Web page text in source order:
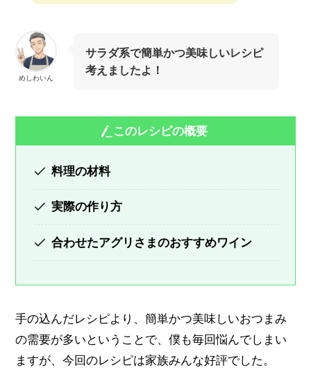
めしわいん
サラダ系で簡単かつ美味しいレシピ
考えましたよ！
このレシピの概要
料理の材料
実際の作り方
合わせたアグリさまのおすすめワイン
手の込んだレシピより、簡単かつ美味しいおつまみ
の需要が多いということで、僕も毎回悩んでしまい
ますが、今回のレシピは家族みんな好評でした。